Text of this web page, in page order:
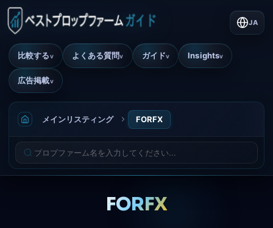
比較するv よくある質問v ガイドv Insightsv
広告掲載v
JA
メインリスティング FORFX
FORFX